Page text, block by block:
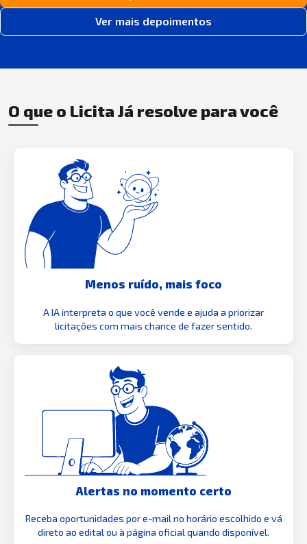
Ver mais depoimentos
O que o Licita Já resolve para você
Menos ruído, mais foco
A IA interpreta o que você vende e ajuda a priorizar
licitações com mais chance de fazer sentido.
Alertas no momento certo
Receba oportunidades por e-mail no horário escolhido e vá
direto ao edital ou à página oficial quando disponível.